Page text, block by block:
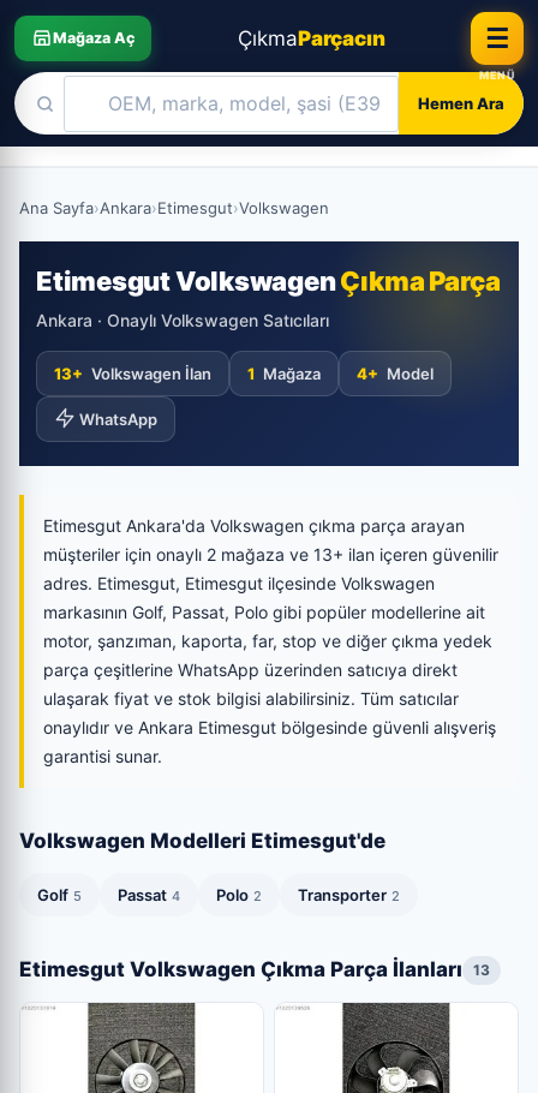
Mağaza Aç ÇıkmaParçacın
Hemen Ara
☰
Ana Sayfa›Ankara›Etimesgut›Volkswagen
Etimesgut VolkswagenÇıkma Parça
Ankara · Onaylı Volkswagen Satıcıları
13+ Volkswagen İlan 1 Mağaza 4+ Model
WhatsApp
Etimesgut Ankara'da Volkswagen çıkma parça arayan
müşteriler için onaylı 2 mağaza ve 13+ ilan içeren güvenilir
adres. Etimesgut, Etimesgut ilçesinde Volkswagen
markasının Golf, Passat, Polo gibi popüler modellerine ait
motor, şanzıman, kaporta, far, stop ve diğer çıkma yedek
parça çeşitlerine WhatsApp üzerinden satıcıya direkt
ulaşarak fiyat ve stok bilgisi alabilirsiniz. Tüm satıcılar
onaylıdır ve Ankara Etimesgut bölgesinde güvenli alışveriş
garantisi sunar.
Volkswagen Modelleri Etimesgut'de
Golf 5 Passat 4 Polo 2 Transporter 2
Etimesgut Volkswagen Çıkma Parça İlanları 13